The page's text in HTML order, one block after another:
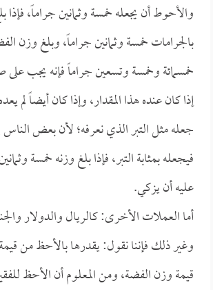
والأحوط أن يجعله خمسة وثمانين جراماً،
بالجرامات خمسة وثمانين جراماً، وبلغ وزن
خمسمائة وخمسة وتسعين جراماً فإنه يجب
إذا كان عنده هذا المقدار، وإذا كان أيضاً لم
جعله مثل التبر الذي نعرفه؛ لأن بعض
فيجعله بمثابة التبر، فإذا بلغ وزنه خمسة
عليه أن يزكي.
أما العملات الأخرى: كالريال والدولار
وغير ذلك فإننا نقول: يقدرها بالأحظ من
قيمة وزن الفضة، ومن المعلوم أن الأحظ